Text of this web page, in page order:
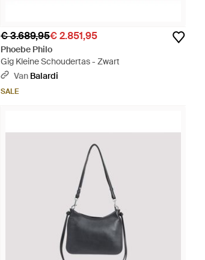
€ 3.689,95€ 2.851,95
Phoebe Philo
Gig Kleine Schoudertas - Zwart
Van Balardi
SALE